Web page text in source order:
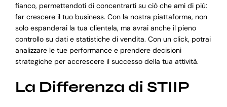
fianco, permettendoti di concentrarti su ciò che ami di più:
far crescere il tuo business. Con la nostra piattaforma, non
solo espanderai la tua clientela, ma avrai anche il pieno
controllo su dati e statistiche di vendita. Con un click, potrai
analizzare le tue performance e prendere decisioni
strategiche per accrescere il successo della tua attività.
La Differenza di STIIP